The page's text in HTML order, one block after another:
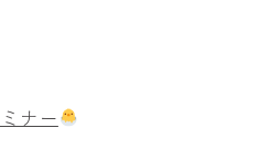
ナー